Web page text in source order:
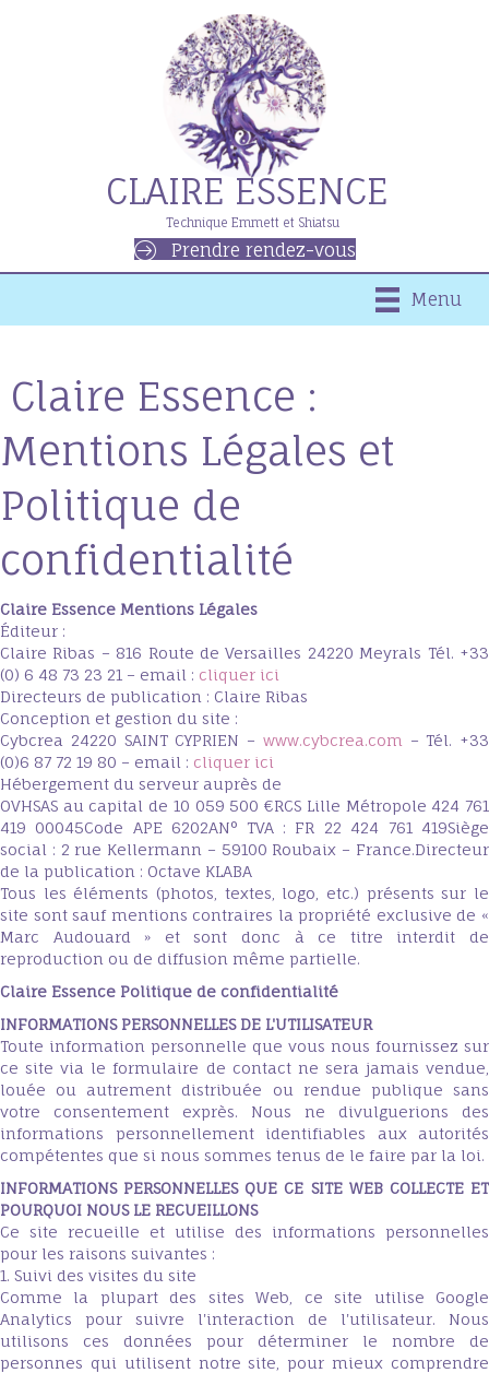
CLAIRE ESSENCE
Technique Emmett et Shiatsu
Prendre rendez-vous
Menu
Claire Essence :
Mentions Légales et
Politique de
confidentialité
Claire Essence Mentions Légales
Éditeur :
Claire Ribas – 816 Route de Versailles 24220 Meyrals Tél. +33
(0) 6 48 73 23 21 – email : cliquer ici
Directeurs de publication : Claire Ribas
Conception et gestion du site :
Cybcrea 24220 SAINT CYPRIEN – www.cybcrea.com – Tél. +33
(0)6 87 72 19 80 – email : cliquer ici
Hébergement du serveur auprès de
OVHSAS au capital de 10 059 500 €RCS Lille Métropole 424 761
419 00045Code APE 6202AN° TVA : FR 22 424 761 419Siège
social : 2 rue Kellermann – 59100 Roubaix – France.Directeur
de la publication : Octave KLABA
Tous les éléments (photos, textes, logo, etc.) présents sur le
site sont sauf mentions contraires la propriété exclusive de «
Marc Audouard » et sont donc à ce titre interdit de
reproduction ou de diffusion même partielle.
Claire Essence Politique de confidentialité
INFORMATIONS PERSONNELLES DE L'UTILISATEUR
Toute information personnelle que vous nous fournissez sur
ce site via le formulaire de contact ne sera jamais vendue,
louée ou autrement distribuée ou rendue publique sans
votre consentement exprès. Nous ne divulguerions des
informations personnellement identifiables aux autorités
compétentes que si nous sommes tenus de le faire par la loi.
INFORMATIONS PERSONNELLES QUE CE SITE WEB COLLECTE ET
POURQUOI NOUS LE RECUEILLONS
Ce site recueille et utilise des informations personnelles
pour les raisons suivantes :
1. Suivi des visites du site
Comme la plupart des sites Web, ce site utilise Google
Analytics pour suivre l'interaction de l'utilisateur. Nous
utilisons ces données pour déterminer le nombre de
personnes qui utilisent notre site, pour mieux comprendre